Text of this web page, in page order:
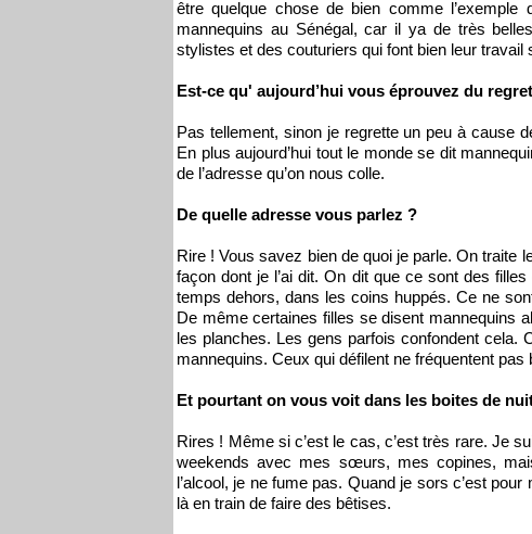
être quelque chose de bien comme
mannequins au Sénégal, car il ya de très
stylistes et des couturiers qui font bien leur
Est-ce qu' aujourd’hui vous éprouvez du
Pas tellement, sinon je regrette un peu à cause
En plus aujourd’hui tout le monde se dit
de l’adresse qu’on nous colle.
De quelle adresse vous parlez ?
Rire ! Vous savez bien de quoi je parle. On traite
façon dont je l’ai dit. On dit que ce sont des
temps dehors, dans les coins huppés. Ce ne
De même certaines filles se disent mannequins
les planches. Les gens parfois confondent cela.
mannequins. Ceux qui défilent ne fréquentent pas
Et pourtant on vous voit dans les boites de
Rires ! Même si c’est le cas, c’est très rare. Je
weekends avec mes sœurs, mes copines,
l’alcool, je ne fume pas. Quand je sors c’est
là en train de faire des bêtises.